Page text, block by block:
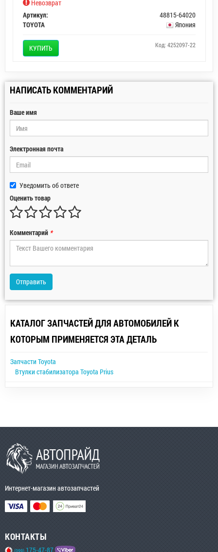
Невозврат
Артикул:
48815-64020
TOYOTA
Япония
КУПИТЬ Код: 4252097-22
НАПИСАТЬ КОММЕНТАРИЙ
Ваше имя
Электронная почта
Уведомить об ответе
Оценить товар
Комментарий *
Отправить
КАТАЛОГ ЗАПЧАСТЕЙ ДЛЯ АВТОМОБИЛЕЙ К
КОТОРЫМ ПРИМЕНЯЕТСЯ ЭТА ДЕТАЛЬ
Запчасти Toyota
Втулки стабилизатора Toyota Prius
Интернет-магазин автозапчастей
КОНТАКТЫ
175-47-87